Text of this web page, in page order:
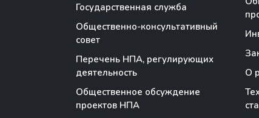
Государственная служба
Общественно-консультативный
совет
Перечень НПА, регулирующих
деятельность
Общественное обсуждение
проектов НПА
О